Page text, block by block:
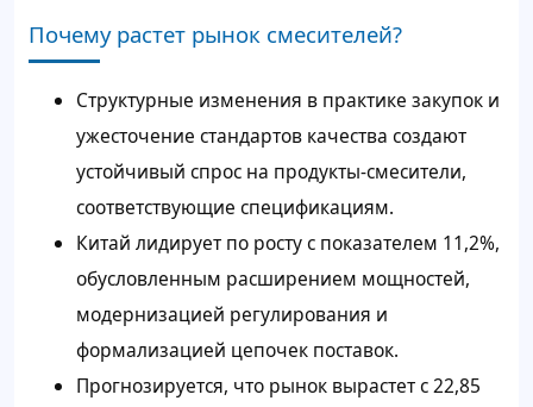
Почему растет рынок смесителей?
Структурные изменения в практике закупок и
ужесточение стандартов качества создают
устойчивый спрос на продукты-смесители,
соответствующие спецификациям.
Китай лидирует по росту с показателем 11,2%,
обусловленным расширением мощностей,
модернизацией регулирования и
формализацией цепочек поставок.
Прогнозируется, что рынок вырастет с 22,85